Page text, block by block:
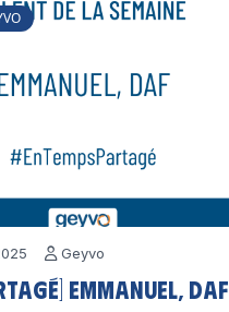
Geyvo
Emmanuel, DAF